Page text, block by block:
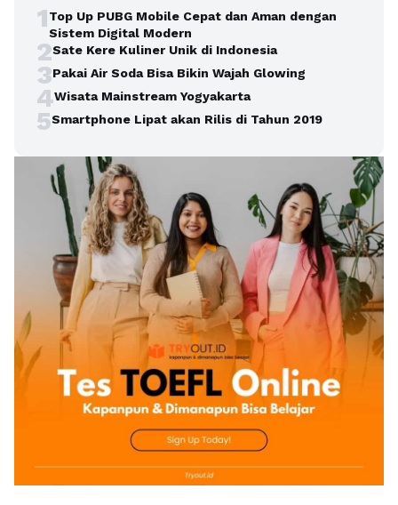
1Top Up PUBG Mobile Cepat dan Aman dengan
Sistem Digital Modern
2Sate Kere Kuliner Unik di Indonesia
3Pakai Air Soda Bisa Bikin Wajah Glowing
4Wisata Mainstream Yogyakarta
5Smartphone Lipat akan Rilis di Tahun 2019